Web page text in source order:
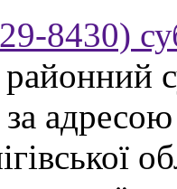
8430)
за